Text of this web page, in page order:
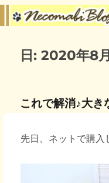
日:2020年8
これで解消♪大き
先日、ネットで購入